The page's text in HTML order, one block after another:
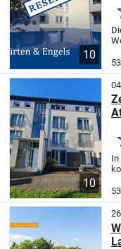
10
10
In